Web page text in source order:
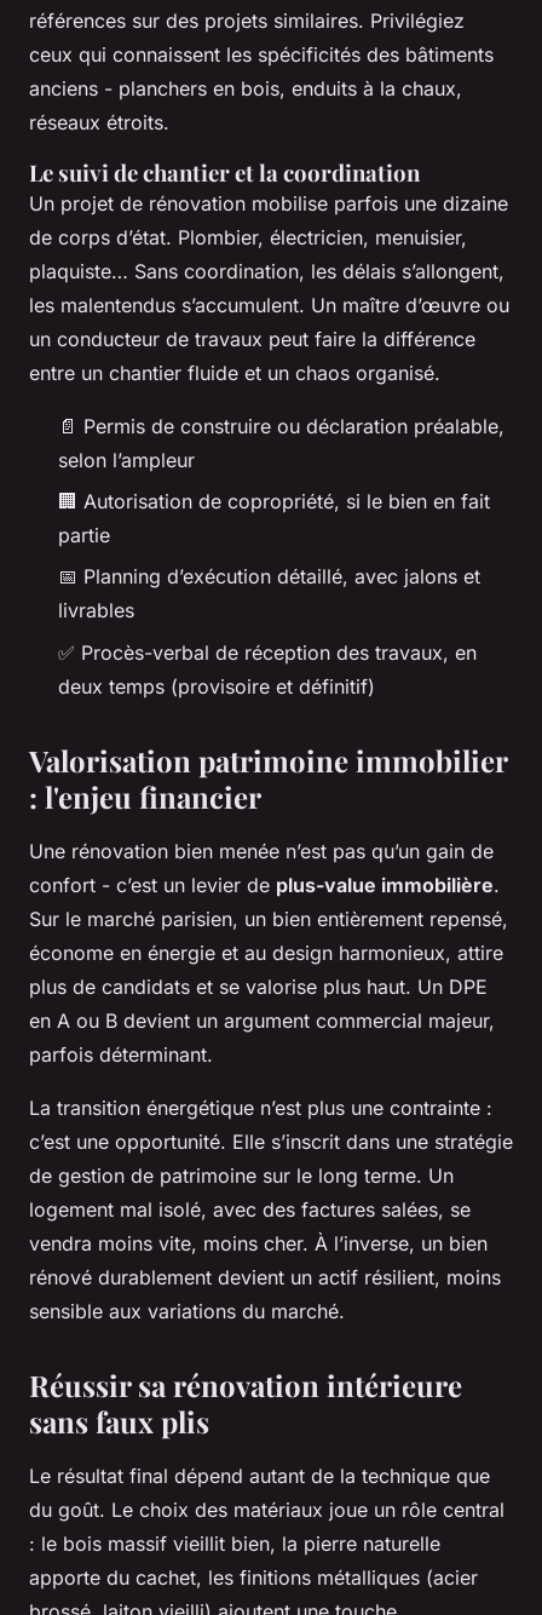
références sur des projets similaires. Privilégiez
ceux qui connaissent les spécificités des bâtiments
anciens - planchers en bois, enduits à la chaux,
réseaux étroits.
Le suivi de chantier et la coordination
Un projet de rénovation mobilise parfois une dizaine
de corps d’état. Plombier, électricien, menuisier,
plaquiste… Sans coordination, les délais s’allongent,
les malentendus s’accumulent. Un maître d’œuvre ou
un conducteur de travaux peut faire la différence
entre un chantier fluide et un chaos organisé.
📄 Permis de construire ou déclaration préalable,
selon l’ampleur
🏢 Autorisation de copropriété, si le bien en fait
partie
📅 Planning d’exécution détaillé, avec jalons et
livrables
✅ Procès-verbal de réception des travaux, en
deux temps (provisoire et définitif)
Valorisation patrimoine immobilier
: l'enjeu financier
Une rénovation bien menée n’est pas qu’un gain de
confort - c’est un levier de plus-value immobilière.
Sur le marché parisien, un bien entièrement repensé,
économe en énergie et au design harmonieux, attire
plus de candidats et se valorise plus haut. Un DPE
en A ou B devient un argument commercial majeur,
parfois déterminant.
La transition énergétique n’est plus une contrainte :
c’est une opportunité. Elle s’inscrit dans une stratégie
de gestion de patrimoine sur le long terme. Un
logement mal isolé, avec des factures salées, se
vendra moins vite, moins cher. À l’inverse, un bien
rénové durablement devient un actif résilient, moins
sensible aux variations du marché.
Réussir sa rénovation intérieure
sans faux plis
Le résultat final dépend autant de la technique que
du goût. Le choix des matériaux joue un rôle central
: le bois massif vieillit bien, la pierre naturelle
apporte du cachet, les finitions métalliques (acier